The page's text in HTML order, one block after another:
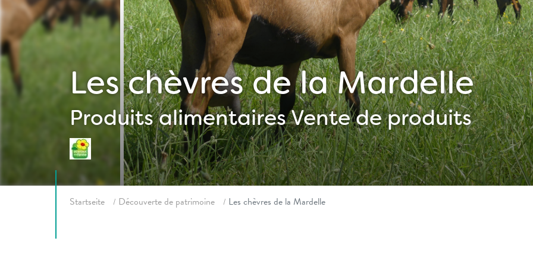
Les chèvres de la Mardelle
Produits alimentairesVente de produits
Startseite Découverte de patrimoine Les chèvres de la Mardelle